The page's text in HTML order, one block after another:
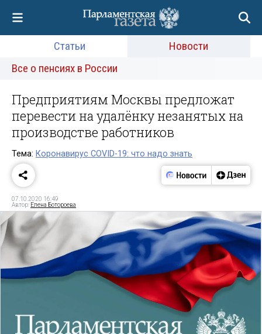
Статьи
Новости
Все о пенсиях в России
Предприятиям Москвы предложат
перевести на удалёнку незанятых на
производстве работников
Тема: Коронавирус COVID-19: что надо знать
07.10.2020 16:49
Автор: Елена Ботороева